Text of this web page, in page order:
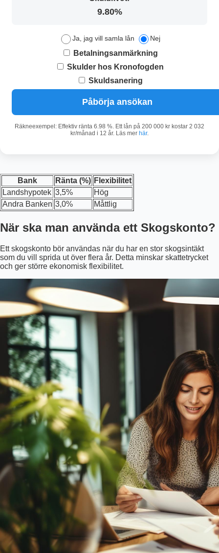
9.80%
Ja, jag vill samla lån Nej
Betalningsanmärkning
Skulder hos Kronofogden
Skuldsanering
Påbörja ansökan
Räkneexempel: Effektiv ränta 6.98 %. Ett lån på 200 000 kr kostar 2 032
kr/månad i 12 år. Läs mer här.
Bank Ränta (%) Flexibilitet
Landshypotek 3,5%
Hög
Andra Banken 3,0% Måttlig
När ska man använda ett Skogskonto?
Ett skogskonto bör användas när du har en stor skogsintäkt
som du vill sprida ut över flera år. Detta minskar skattetrycket
och ger större ekonomisk flexibilitet.